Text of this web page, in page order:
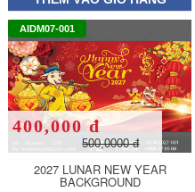
AIDM07-001
2027 LUNAR NEW YEAR
BACKGROUND
400,000 đ
500,0000 đ